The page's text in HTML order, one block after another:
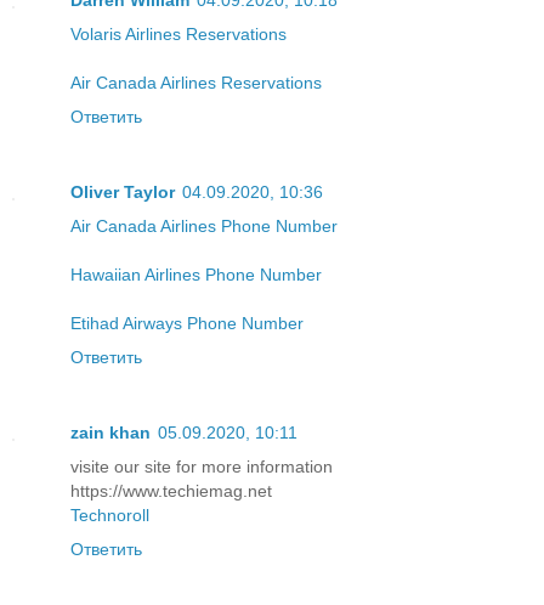
Volaris Airlines Reservations
Air Canada Airlines Reservations
Ответить
Oliver Taylor 04.09.2020, 10:36
Air Canada Airlines Phone Number
Hawaiian Airlines Phone Number
Etihad Airways Phone Number
Ответить
zain khan 05.09.2020, 10:11
visite our site for more information
https://www.techiemag.net
Technoroll
Ответить